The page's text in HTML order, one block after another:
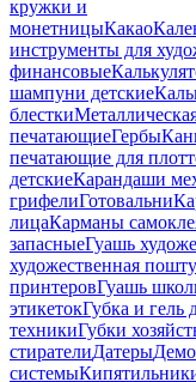
кружки и
монетницыКакао
инструменты для
финансовые
шампуни детские
блестки
печатающиеГербы
печатающие для
детскиеКарандаши
грифелиГотовальни
лицаКарманы
запасныеГуашь
художественная
принтеровГуашь
этикетокГубка и гель
техникиГубки
стирателиДатеры
системы